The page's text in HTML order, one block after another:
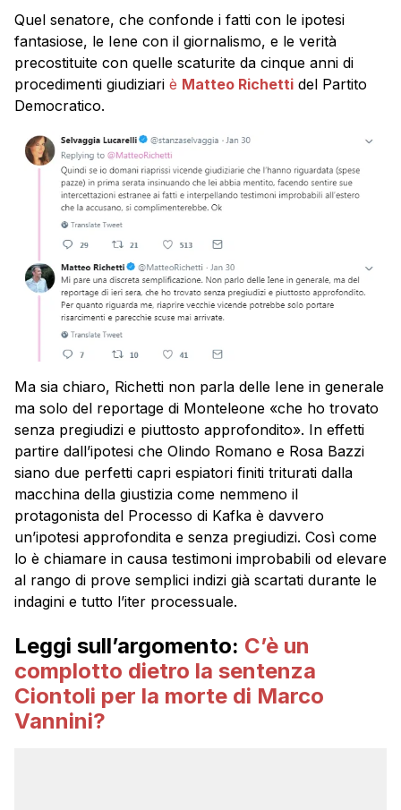
Quel senatore, che confonde i fatti con le ipotesi
fantasiose, le Iene con il giornalismo, e le verità
precostituite con quelle scaturite da cinque anni di
procedimenti giudiziari è Matteo Richetti del Partito
Democratico.
Ma sia chiaro, Richetti non parla delle Iene in generale
ma solo del reportage di Monteleone «che ho trovato
senza pregiudizi e piuttosto approfondito». In effetti
partire dall’ipotesi che Olindo Romano e Rosa Bazzi
siano due perfetti capri espiatori finiti triturati dalla
macchina della giustizia come nemmeno il
protagonista del Processo di Kafka è davvero
un’ipotesi approfondita e senza pregiudizi. Così come
lo è chiamare in causa testimoni improbabili od elevare
al rango di prove semplici indizi già scartati durante le
indagini e tutto l’iter processuale.
Leggi sull’argomento: C’è un
complotto dietro la sentenza
Ciontoli per la morte di Marco
Vannini?